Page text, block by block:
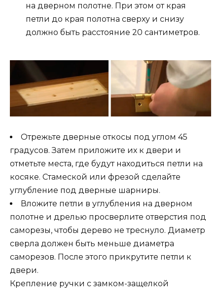
на дверном полотне. При этом от края
петли до края полотна сверху и снизу
должно быть расстояние 20 сантиметров.
Отрежьте дверные откосы под углом 45
градусов. Затем приложите их к двери и
отметьте места, где будут находиться петли на
косяке. Стамеской или фрезой сделайте
углубление под дверные шарниры.
Вложите петли в углубления на дверном
полотне и дрелью просверлите отверстия под
саморезы, чтобы дерево не треснуло. Диаметр
сверла должен быть меньше диаметра
саморезов. После этого прикрутите петли к
двери.
Крепление ручки с замком-защелкой